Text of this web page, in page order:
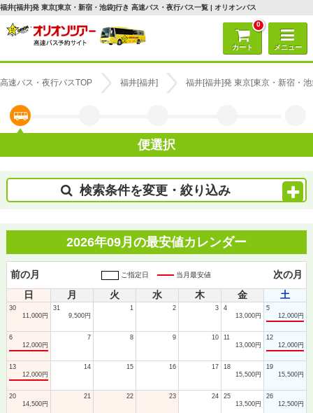
福井[福井]発 東京[東京・新宿・池袋]行き 高速バス・夜行バス一覧 | オリオンバス
0
カート メニュー
高速バス・夜行バスTOP 福井[福井] 福井[福井]発 東京[東京・新宿・
便選択
検索条件を変更・絞り込み
2026年09月の最安値カレンダー
前の月 ご指定日 当月最安値
次の月
日
月 火 水 木 金 土
30
11,000円
31
9,500円
1 2 3
4
13,000円
5
12,000円
6
12,000円
7 8 9 10
11
13,000円
12
12,000円
13
12,000円
14 15 16 17
18
15,500円
19
15,500円
20
14,500円
21 22 23 24
25
13,500円
26
12,500円